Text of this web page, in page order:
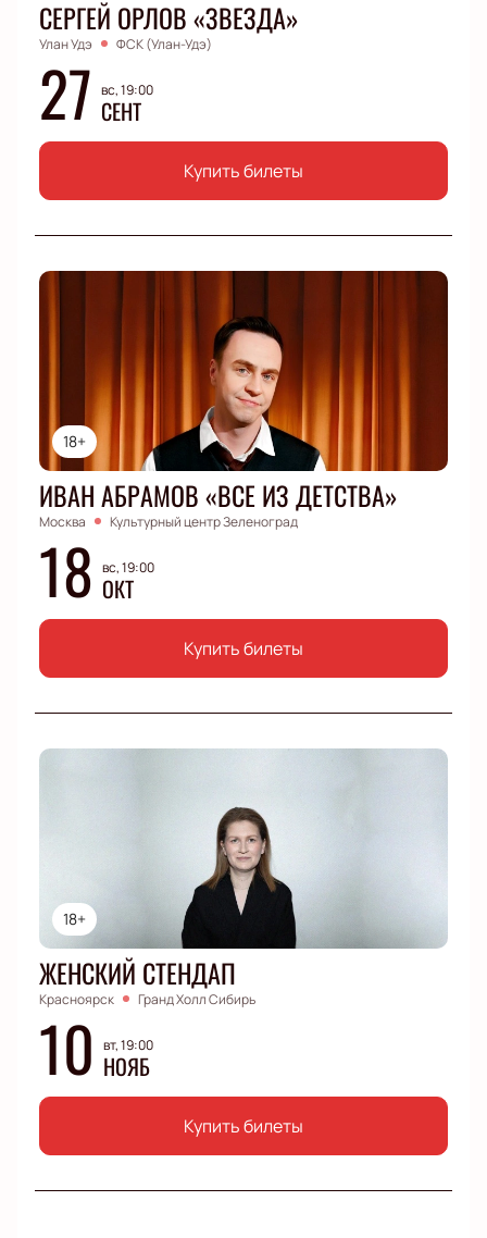
СЕРГЕЙ ОРЛОВ «ЗВЕЗДА»
Улан Удэ ФСК (Улан-Удэ)
27 вс, 19:00
СЕНТ
Купить билеты
18+
ИВАН АБРАМОВ «ВСЕ ИЗ ДЕТСТВА»
Москва Культурный центр Зеленоград
18 вс, 19:00
ОКТ
Купить билеты
18+
ЖЕНСКИЙ СТЕНДАП
Красноярск Гранд Холл Сибирь
10 вт, 19:00
НОЯБ
Купить билеты